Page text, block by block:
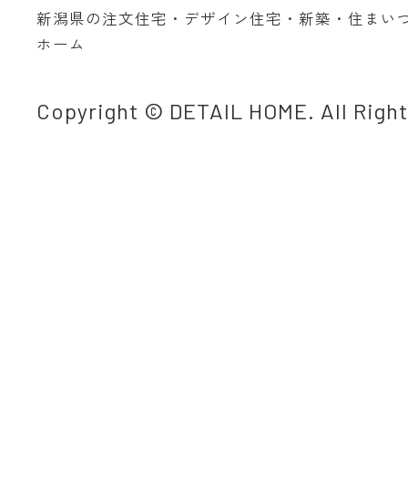
新潟県の注文住宅・デザイン住宅・新築・住まい
ホーム
Copyright © DETAIL HOME. All